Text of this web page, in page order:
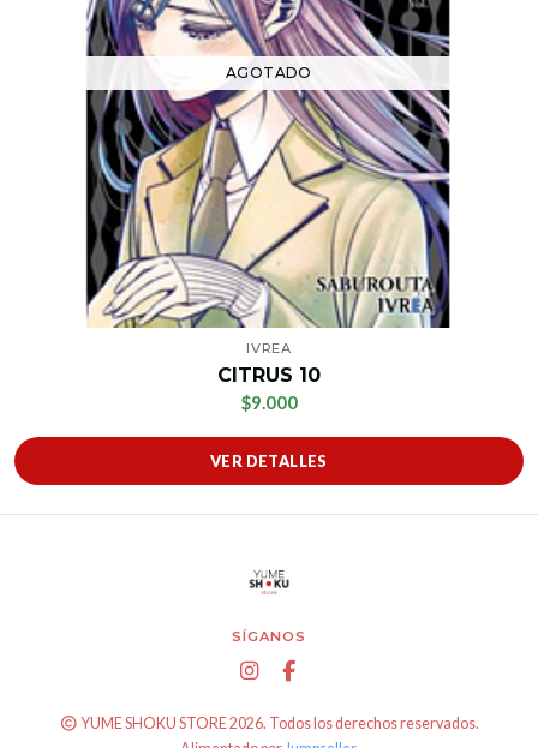
AGOTADO
IVREA
CITRUS 10
$9.000
VER DETALLES
SÍGANOS
YUME SHOKU STORE 2026. Todos los derechos reservados.